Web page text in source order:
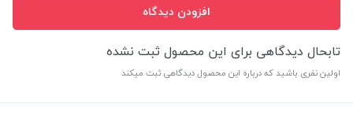
افزودن دیدگاه
تابحال دیدگاهی برای این محصول ثبت نشده
اولین نفری باشید که درباره این محصول دیدگاهی ثبت میکند